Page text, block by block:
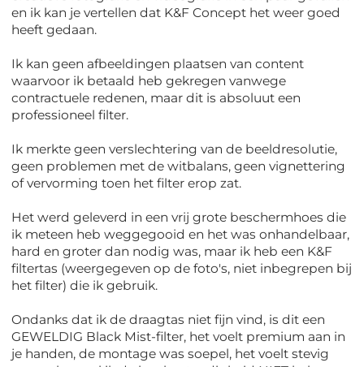
en ik kan je vertellen dat K&F Concept het weer goed
heeft gedaan.
Ik kan geen afbeeldingen plaatsen van content
waarvoor ik betaald heb gekregen vanwege
contractuele redenen, maar dit is absoluut een
professioneel filter.
Ik merkte geen verslechtering van de beeldresolutie,
geen problemen met de witbalans, geen vignettering
of vervorming toen het filter erop zat.
Het werd geleverd in een vrij grote beschermhoes die
ik meteen heb weggegooid en het was onhandelbaar,
hard en groter dan nodig was, maar ik heb een K&F
filtertas (weergegeven op de foto's, niet inbegrepen bij
het filter) die ik gebruik.
Ondanks dat ik de draagtas niet fijn vind, is dit een
GEWELDIG Black Mist-filter, het voelt premium aan in
je handen, de montage was soepel, het voelt stevig